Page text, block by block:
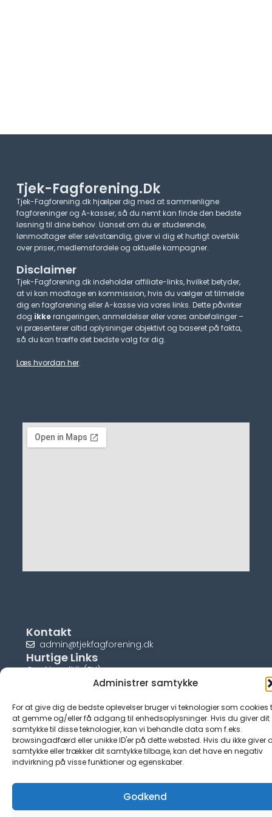
Administrer samtykke
For at give dig de bedste oplevelser bruger vi teknologier som cookies
at gemme og/eller få adgang til enhedsoplysninger. Hvis du giver dit
samtykke til disse teknologier, kan vi behandle data som f.eks.
browsingadfærd eller unikke ID'er på dette websted. Hvis du ikke giver
samtykke eller trækker dit samtykke tilbage, kan det have en negativ
indvirkning på visse funktioner og egenskaber.
Godkend
Tjek-Fagforening.dk
Tjek-Fagforening.dk hjælper dig med at sammenligne
fagforeninger og A-kasser, så du nemt kan finde den bedste
løsning til dine behov. Uanset om du er studerende,
lønmodtager eller selvstændig, giver vi dig et hurtigt overblik
over priser, medlemsfordele og aktuelle kampagner.​
Disclaimer
Tjek-Fagforening.dk indeholder affiliate-links, hvilket betyder,
at vi kan modtage en kommission, hvis du vælger at tilmelde
dig en fagforening eller A-kasse via vores links. Dette påvirker
dog ikkerangeringen, anmeldelser eller vores anbefalinger –
vi præsenterer altid oplysninger objektivt og baseret på fakta,
så du kan træffe det bedste valg for dig.
Læs hvordan her.
Kontakt
admin@tjekfagforening.dk
Hurtige Links
Cookiepolitik (EU)
© tjek-fagforening.dk